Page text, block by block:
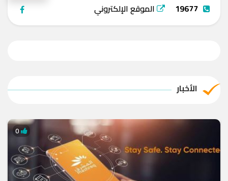
19677 الموقع الإلكتروني
الأخبار